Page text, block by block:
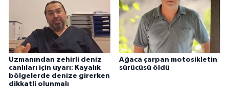
Uzmanından zehirli deniz
canlıları için uyarı: Kayalık
bölgelerde denize girerken
dikkatli olunmalı
Ağaca çarpan motosikletin
sürücüsü öldü